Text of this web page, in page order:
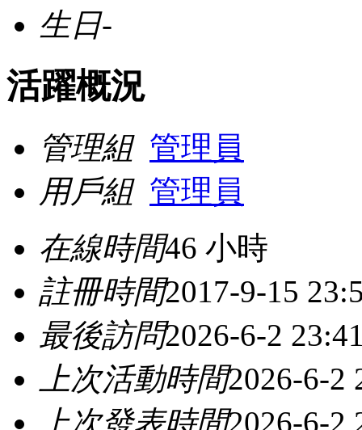
生日-
活躍概況
管理組 管理員
用戶組 管理員
在線時間46 小時
註冊時間2017-9-15
最後訪問2026-6-2
上次活動時間2026-6-2
上次發表時間2026-6-2